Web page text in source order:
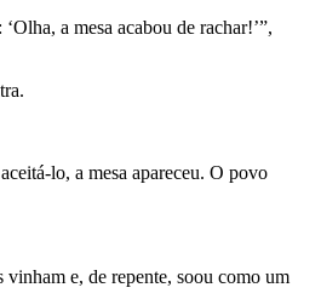
a mesa acabou de rachar!’”,
lo, a mesa apareceu. O povo
vinham e, de repente, soou como um